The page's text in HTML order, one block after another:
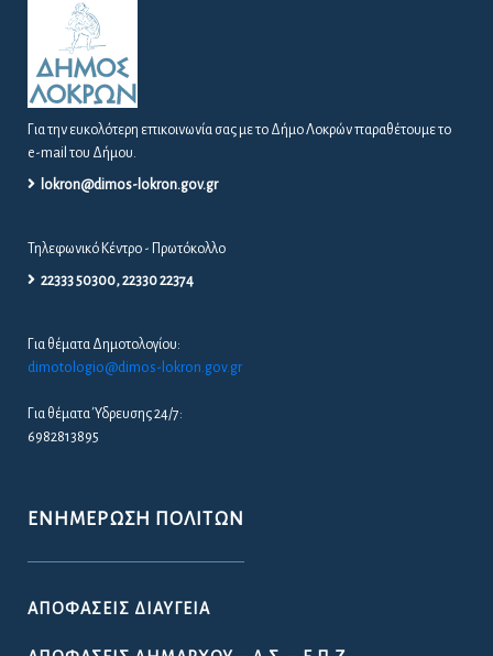
Για την ευκολότερη επικοινωνία σας με το Δήμο Λοκρών παραθέτουμε το
e-mail του Δήμου.
lokron@dimos-lokron.gov.gr
Τηλεφωνικό Κέντρο - Πρωτόκολλο
22333 50300, 22330 22374
Για θέματα Δημοτολογίου:
dimotologio@dimos-lokron.gov.gr
Για θέματα Ύδρευσης 24/7:
6982813895
ΕΝΗΜΈΡΩΣΗ ΠΟΛΙΤΏΝ
ΑΠΟΦΆΣΕΙΣ ΔΙΑΎΓΕΙΑ